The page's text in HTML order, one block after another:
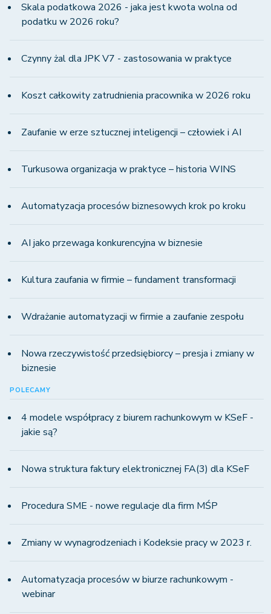
Skala podatkowa 2026 - jaka jest kwota wolna od
podatku w 2026 roku?
Czynny żal dla JPK V7 - zastosowania w praktyce
Koszt całkowity zatrudnienia pracownika w 2026 roku
Zaufanie w erze sztucznej inteligencji – człowiek i AI
Turkusowa organizacja w praktyce – historia WINS
Automatyzacja procesów biznesowych krok po kroku
AI jako przewaga konkurencyjna w biznesie
Kultura zaufania w firmie – fundament transformacji
Wdrażanie automatyzacji w firmie a zaufanie zespołu
Nowa rzeczywistość przedsiębiorcy – presja i zmiany w
biznesie
POLECAMY
4 modele współpracy z biurem rachunkowym w KSeF -
jakie są?
Nowa struktura faktury elektronicznej FA(3) dla KSeF
Procedura SME - nowe regulacje dla firm MŚP
Zmiany w wynagrodzeniach i Kodeksie pracy w 2023 r.
Automatyzacja procesów w biurze rachunkowym -
webinar